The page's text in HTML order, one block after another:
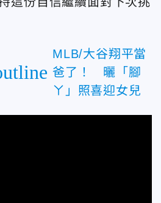
MLB/大谷翔平當
爸了！ 曬「腳
ㄚ」照喜迎女兒